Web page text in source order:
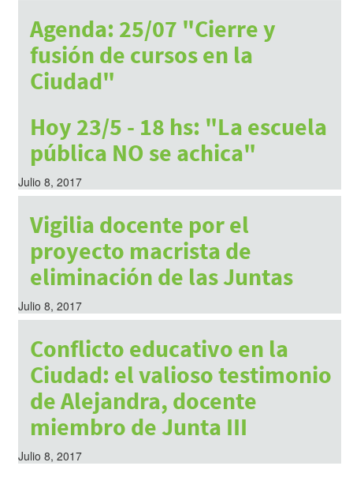
Agenda: 25/07 "Cierre y
fusión de cursos en la
Ciudad"
Hoy 23/5 - 18 hs: "La escuela
pública NO se achica"
Julio 8, 2017
Vigilia docente por el
proyecto macrista de
eliminación de las Juntas
Julio 8, 2017
Conflicto educativo en la
Ciudad: el valioso testimonio
de Alejandra, docente
miembro de Junta III
Julio 8, 2017